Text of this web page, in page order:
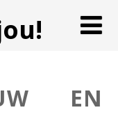
EN